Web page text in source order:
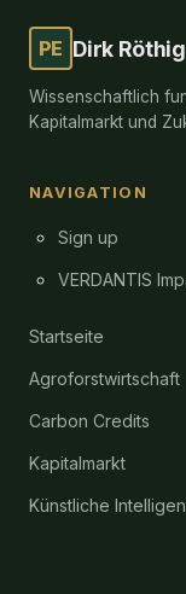
PE Dirk
Wissenschaftlich
Kapitalmarkt und
NAVIGATION
Sign up
VERDANTIS
Startseite
Agroforstwirtschaft
Carbon Credits
Kapitalmarkt
Künstliche